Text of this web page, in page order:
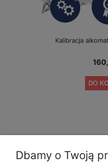
Kalibracja
DO
Dbamy o Twoją